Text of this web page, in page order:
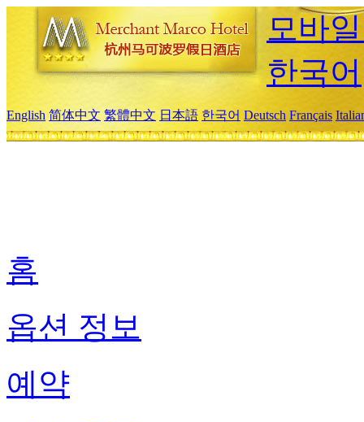
모바
한국어
English 简体中文 繁體中文 日本語 한국어 Deutsch Français
홈
옵션 정보
예약